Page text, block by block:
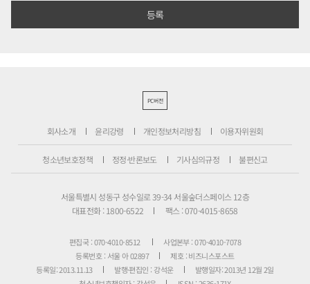
PC버전
회사소개 윤리강령 개인정보처리방침 이용자위원회
청소년보호정책 정정·반론보도 기사심의규정 불편신고
서울특별시 성동구 성수일로 39-34 서울숲더스페이스 12층
대표전화 : 1800-6522
팩스 : 070-4015-8658
편집국 : 070-4010-8512
사업본부 : 070-4010-7078
등록번호 : 서울 아 02897
제호 : 비즈니스포스트
등록일: 2013.11.13
발행·편집인 : 강석운
발행일자: 2013년 12월 2일